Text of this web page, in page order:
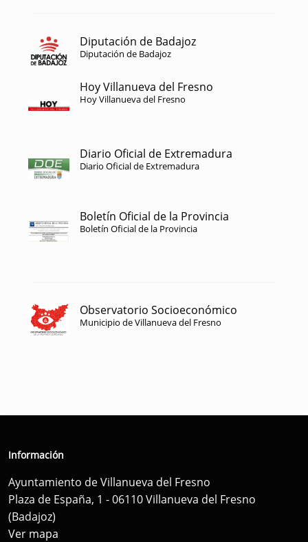
Diputación de Badajoz
Diputación de Badajoz
Hoy Villanueva del Fresno
Hoy Villanueva del Fresno
Diario Oficial de Extremadura
Diario Oficial de Extremadura
Boletín Oficial de la Provincia
Boletín Oficial de la Provincia
Observatorio Socioeconómico
Municipio de Villanueva del Fresno
Información
Ayuntamiento de Villanueva del Fresno
Plaza de España, 1 - 06110 Villanueva del Fresno
(Badajoz)
Ver mapa